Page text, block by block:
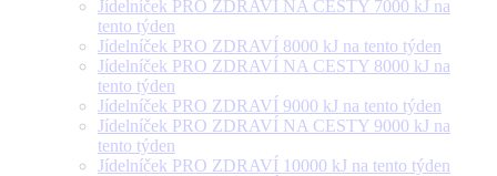
Jídelníček PRO ZDRAVÍ NA CESTY 7000 kJ na
tento týden
Jídelníček PRO ZDRAVÍ 8000 kJ na tento týden
Jídelníček PRO ZDRAVÍ NA CESTY 8000 kJ na
tento týden
Jídelníček PRO ZDRAVÍ 9000 kJ na tento týden
Jídelníček PRO ZDRAVÍ NA CESTY 9000 kJ na
tento týden
Jídelníček PRO ZDRAVÍ 10000 kJ na tento týden